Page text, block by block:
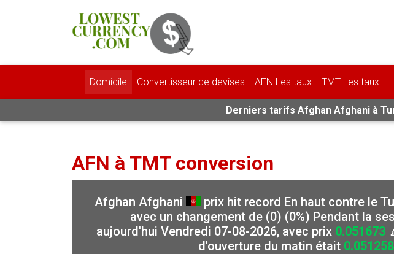
Domicile Convertisseur de devises AFN Les taux TMT Les taux
Derniers tarifs Afghan Afghani à
AFN à TMT conversion
Afghan Afghani
prix hit record En haut contre le
avec un changement de (0) (0%) Pendant la
aujourd'hui Vendredi 07-08-2026, avec prix 0.051673
d'ouverture du matin était 0.051258